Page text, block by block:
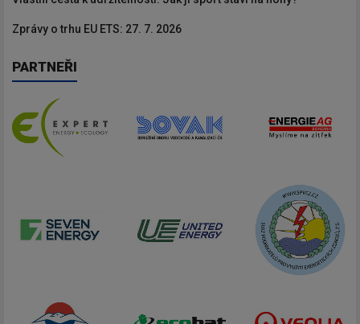
Zprávy o trhu EU ETS: 27. 7. 2026
PARTNEŘI